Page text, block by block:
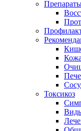
Кожа
Токсикоз